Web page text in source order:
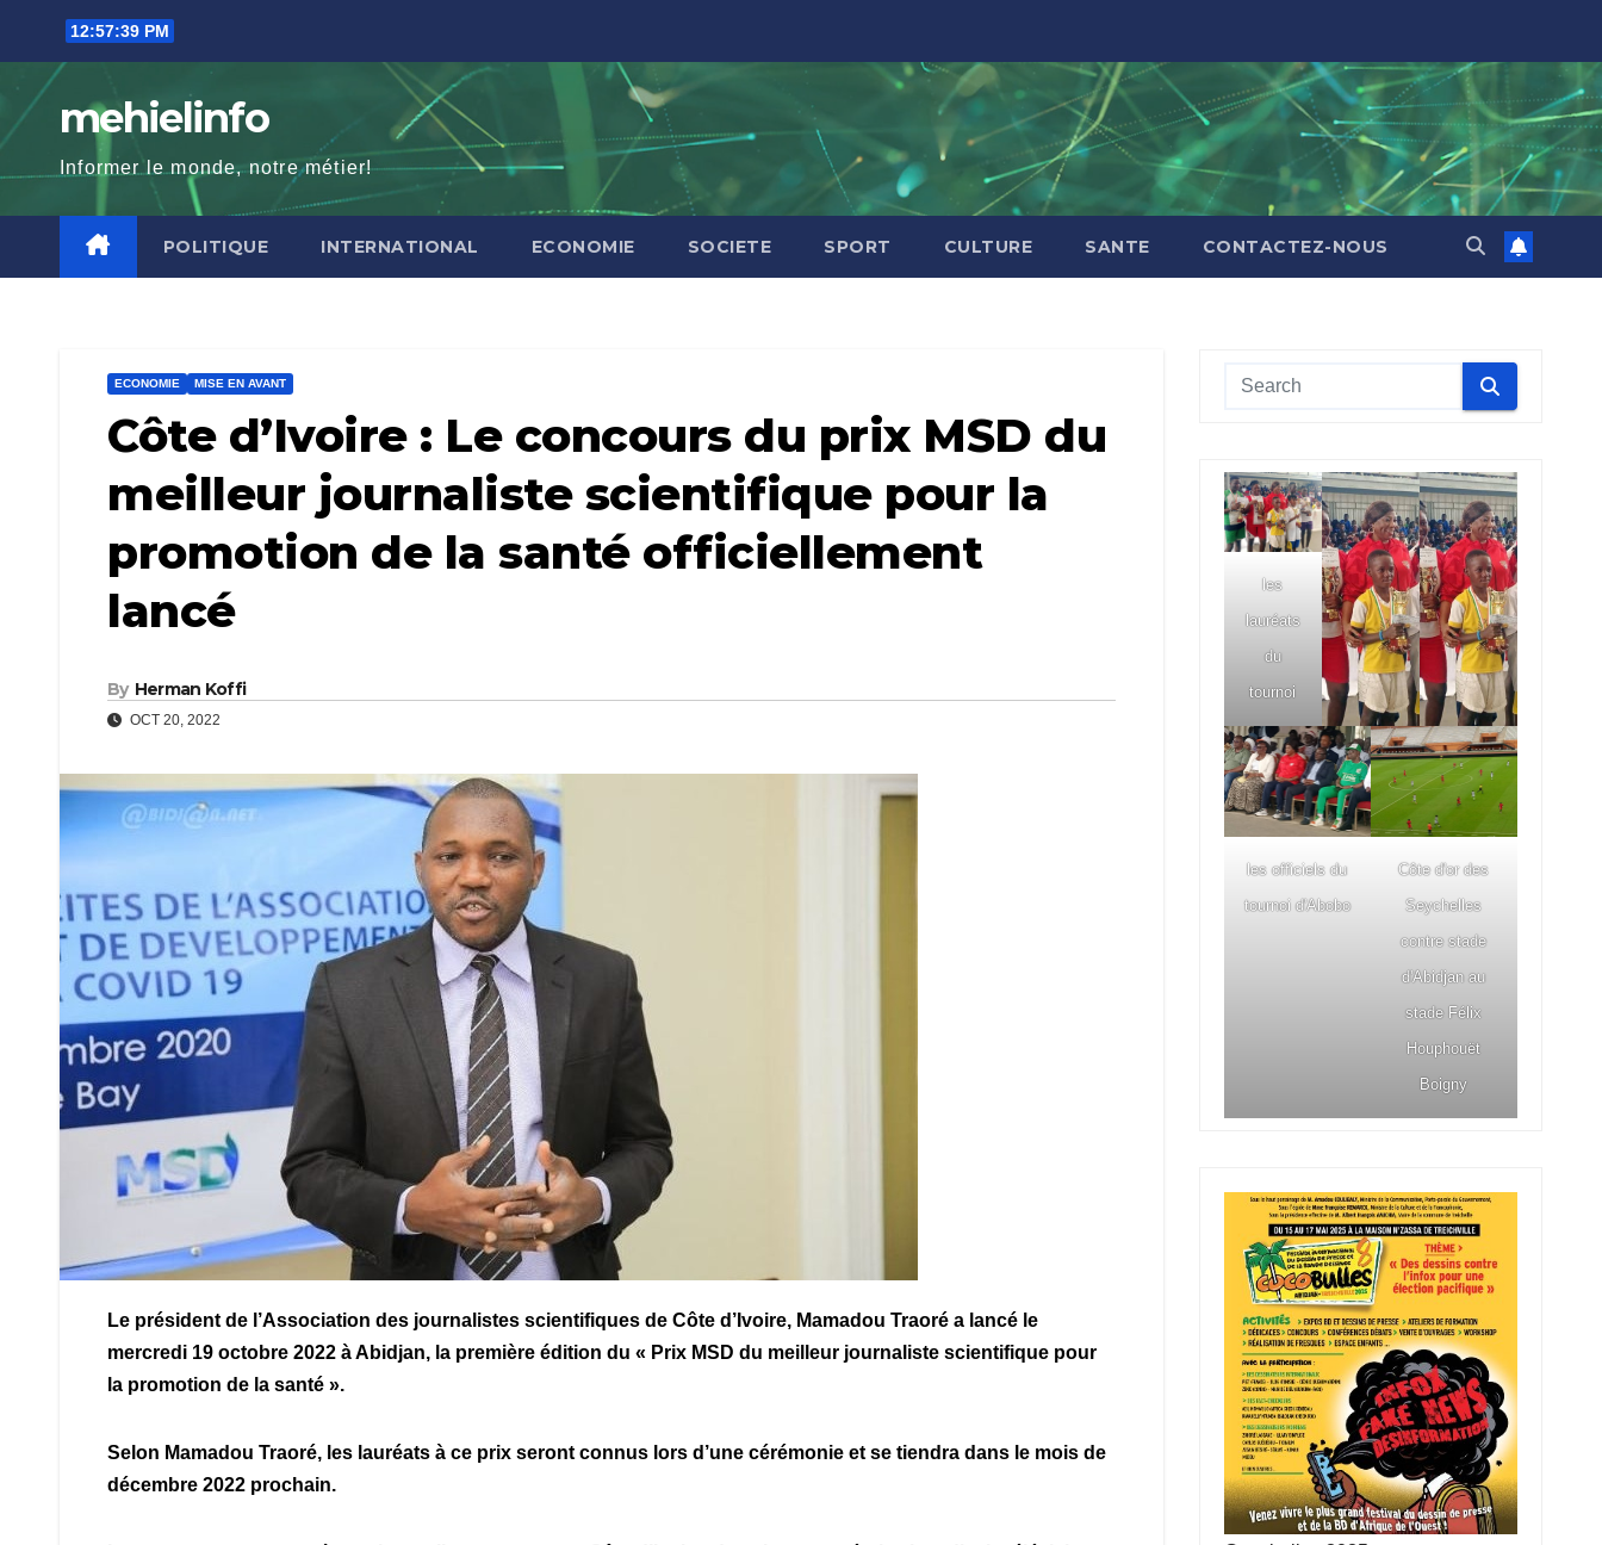
content
12:57:40 PM
mehielinfo
Informer le monde, notre métier!
POLITIQUE INTERNATIONAL ECONOMIE SOCIETE SPORT CULTURE SANTE CONTACTEZ-NOUS
ECONOMIE MISE EN AVANT
Côte d’Ivoire : Le concours du prix MSD du
meilleur journaliste scientifique pour la
promotion de la santé officiellement
lancé
By Herman Koffi
OCT 20, 2022
Le président de l’Association des journalistes scientifiques de Côte d’Ivoire, Mamadou Traoré a lancé le
mercredi 19 octobre 2022 à Abidjan, la première édition du « Prix MSD du meilleur journaliste scientifique pour
la promotion de la santé ».
Selon Mamadou Traoré, les lauréats à ce prix seront connus lors d’une cérémonie et se tiendra dans le mois de
décembre 2022 prochain.
les
lauréats
du
tournoi
les officiels du
tournoi d'Abobo
Côte d'or des
Seychelles
contre stade
d'Abidjan au
stade Félix
Houphouët
Boigny